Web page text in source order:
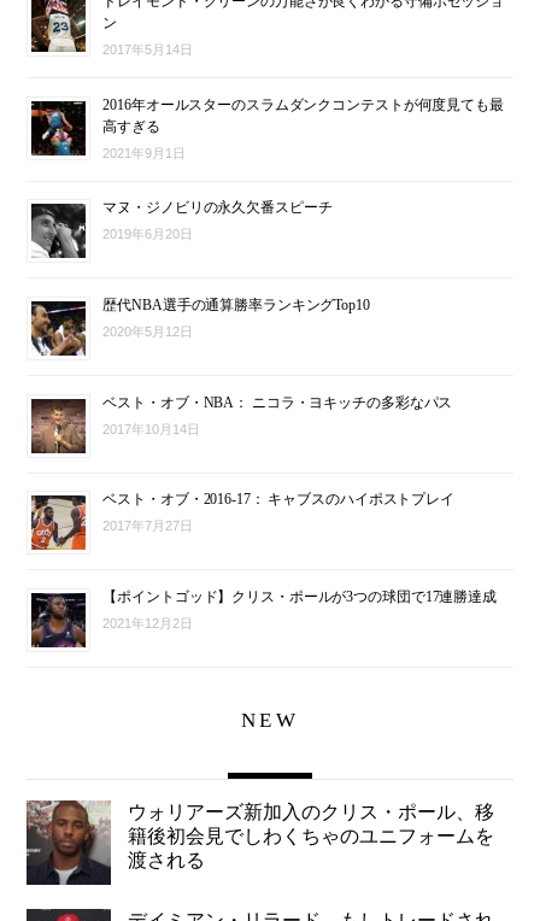
ン
2017年5月14日
2016年オールスターのスラムダンクコンテストが何度見ても最
高すぎる
2021年9月1日
マヌ・ジノビリの永久欠番スピーチ
2019年6月20日
歴代NBA選手の通算勝率ランキングTop10
2020年5月12日
ベスト・オブ・NBA： ニコラ・ヨキッチの多彩なパス
2017年10月14日
ベスト・オブ・2016-17： キャブスのハイポストプレイ
2017年7月27日
【ポイントゴッド】クリス・ポールが3つの球団で17連勝達成
2021年12月2日
NEW
ウォリアーズ新加入のクリス・ポール、移
籍後初会見でしわくちゃのユニフォームを
渡される